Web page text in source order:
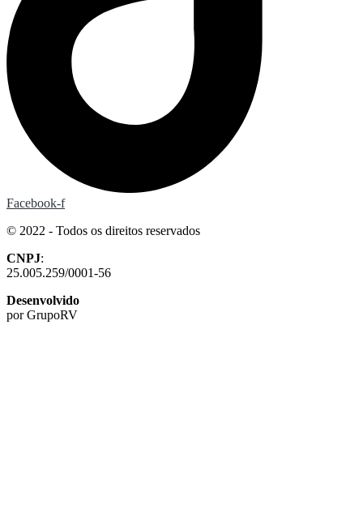
Facebook-f
© 2022 - Todos os direitos reservados
CNPJ:
25.005.259/0001-56
Desenvolvido
por GrupoRV